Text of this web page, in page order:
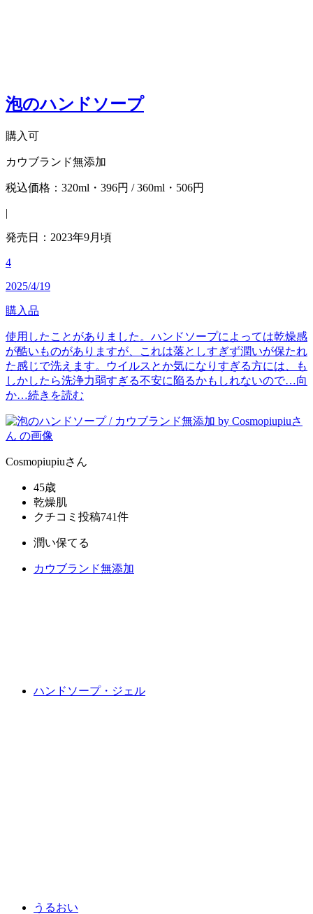
泡のハンドソープ
購入可
カウブランド無添加
税込価格：320ml・396円 / 360ml・506円
|
発売日：2023年9月頃
4
2025/4/19
購入品
使用したことがありました。ハンドソープによっては乾燥感
が酷いものがありますが、これは落としすぎず潤いが保たれ
た感じで洗えます。ウイルスとか気になりすぎる方には、も
しかしたら洗浄力弱すぎる不安に陥るかもしれないので…向
か…続きを読む
Cosmopiupiuさん
45歳
乾燥肌
クチコミ投稿741件
潤い保てる
カウブランド無添加
ハンドソープ・ジェル
うるおい